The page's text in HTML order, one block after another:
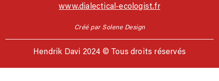
www.dialectical-ecologist.fr
Créé par Solene Design
Hendrik Davi 2024 © Tous droits réservés